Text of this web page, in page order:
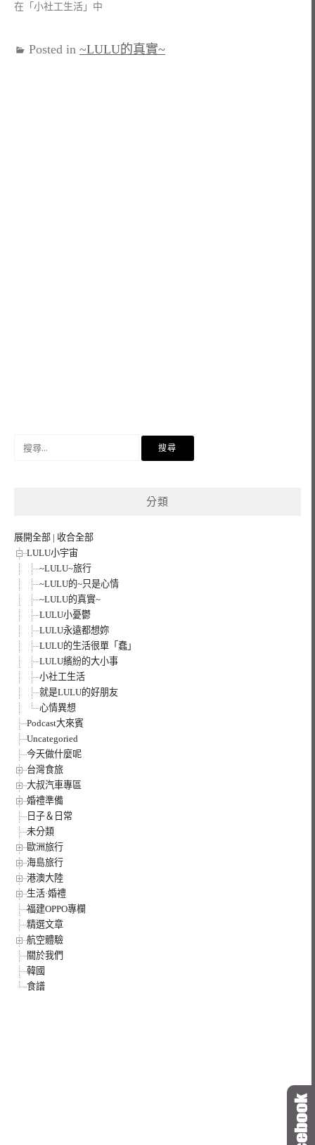
在「小社工生活」中
Posted in ~LULU的真實~
分類
展開全部 | 收合全部
LULU小宇宙
~LULU~旅行
~LULU的~只是心情
~LULU的真實~
LULU小憂鬱
LULU永遠都想妳
LULU的生活很單「蠢」
LULU繽紛的大小事
小社工生活
就是LULU的好朋友
心情異想
Podcast大來賓
Uncategoried
今天做什麼呢
台灣食旅
大叔汽車專區
婚禮準備
日子＆日常
未分類
歐洲旅行
海島旅行
港澳大陸
生活·婚禮
福建OPPO專欄
精選文章
航空體驗
關於我們
韓國
食譜